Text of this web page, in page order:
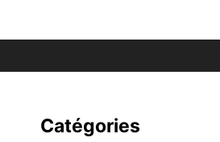
Catégories